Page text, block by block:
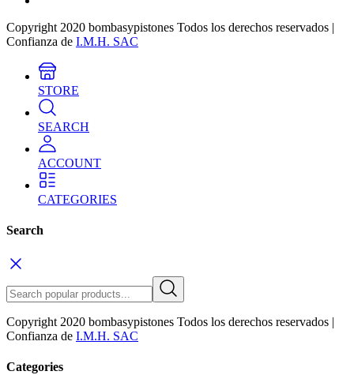
Copyright 2020 bombasypistones Todos los derechos reservados |
Confianza de I.M.H. SAC
STORE
SEARCH
ACCOUNT
CATEGORIES
Search
Copyright 2020 bombasypistones Todos los derechos reservados |
Confianza de I.M.H. SAC
Categories